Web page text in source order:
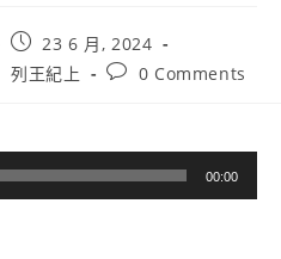
23 6 月, 2024
列王紀上 0 Comments
00:00